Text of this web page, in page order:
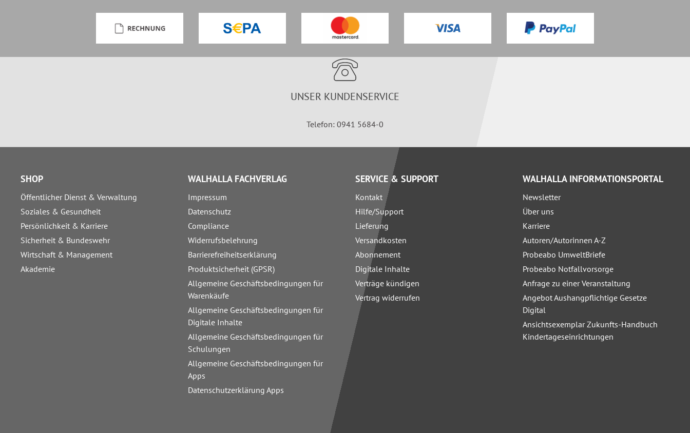
UNSER KUNDENSERVICE
Telefon: 0941 5684-0
SHOP
Öffentlicher Dienst & Verwaltung
Soziales & Gesundheit
Persönlichkeit & Karriere
Sicherheit & Bundeswehr
Wirtschaft & Management
Akademie
WALHALLA FACHVERLAG
Impressum
Datenschutz
Compliance
Widerrufsbelehrung
Barrierefreiheitserklärung
Produktsicherheit (GPSR)
Allgemeine Geschäftsbedingungen für
Warenkäufe
Allgemeine Geschäftsbedingungen für
Digitale Inhalte
Allgemeine Geschäftsbedingungen für
Schulungen
Allgemeine Geschäftsbedingungen für
Apps
Datenschutzerklärung Apps
SERVICE & SUPPORT
Kontakt
Hilfe/Support
Lieferung
Versandkosten
Abonnement
Digitale Inhalte
Verträge kündigen
Vertrag widerrufen
WALHALLA INFORMATIONSPORTAL
Newsletter
Über uns
Karriere
Autoren/Autorinnen A-Z
Probeabo UmweltBriefe
Probeabo Notfallvorsorge
Anfrage zu einer Veranstaltung
Angebot Aushangpflichtige Gesetze
Digital
Ansichtsexemplar Zukunfts-Handbuch
Kindertageseinrichtungen